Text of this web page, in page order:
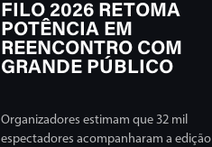
FILO 2026 RETOMA
POTÊNCIA EM
REENCONTRO COM
GRANDE PÚBLICO
Organizadores estimam que 32 mil
espectadores acompanharam a edição